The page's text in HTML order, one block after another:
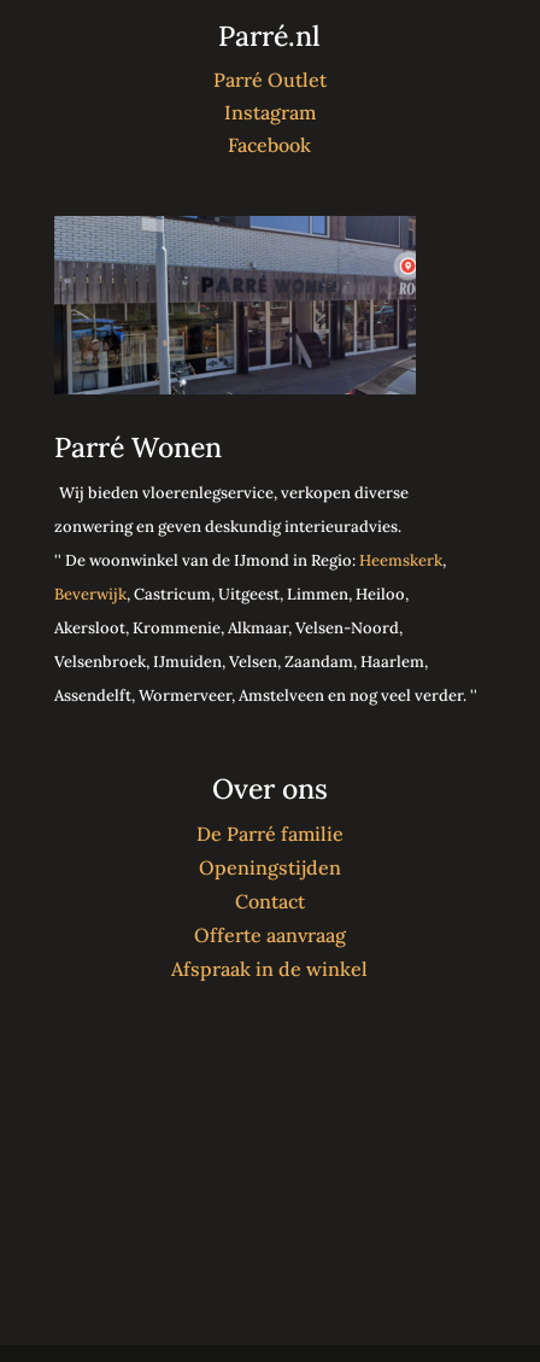
Parré.nl
Parré Outlet
Instagram
Facebook
Parré Wonen
Wij bieden vloerenlegservice, verkopen diverse
zonwering en geven deskundig interieuradvies.
'' De woonwinkel van de IJmond in Regio:Heemskerk,
Beverwijk, Castricum, Uitgeest, Limmen, Heiloo,
Akersloot, Krommenie, Alkmaar, Velsen-Noord,
Velsenbroek, IJmuiden, Velsen, Zaandam, Haarlem,
Assendelft, Wormerveer, Amstelveen en nog veel verder. ''
Over ons
De Parré familie
Openingstijden
Contact
Offerte aanvraag
Afspraak in de winkel